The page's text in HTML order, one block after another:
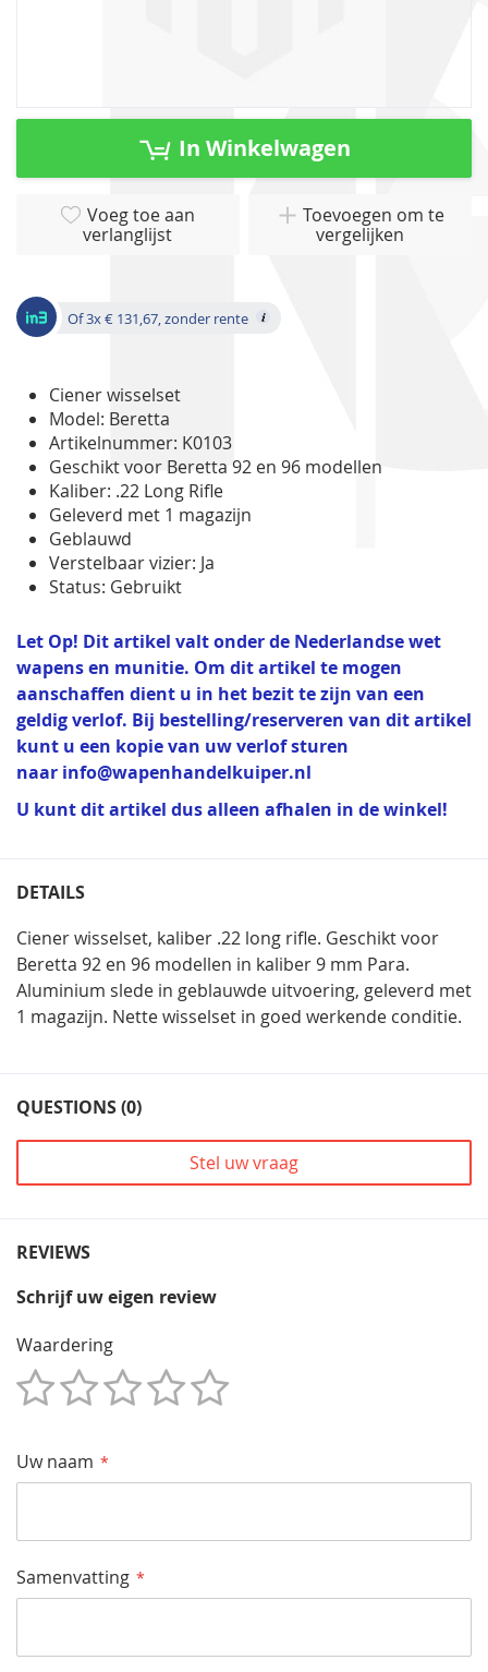
Ga
In Winkelwagen
Voeg toe aan
verlanglijst
Toevoegen om te
vergelijken
Of 3x € 131,67, zonder rente
Ciener wisselset
Model: Beretta
Artikelnummer: K0103
Geschikt voor Beretta 92 en 96 modellen
Kaliber: .22 Long Rifle
Geleverd met 1 magazijn
Geblauwd
Verstelbaar vizier: Ja
Status: Gebruikt
Let Op! Dit artikel valt onder de Nederlandse wet
wapens en munitie. Om dit artikel te mogen
aanschaffen dient u in het bezit te zijn van een
geldig verlof. Bij bestelling/reserveren van dit artikel
kunt u een kopie van uw verlof sturen
naar info@wapenhandelkuiper.nl
U kunt dit artikel dus alleen afhalen in de winkel!
DETAILS
Ciener wisselset, kaliber .22 long rifle. Geschikt voor
Beretta 92 en 96 modellen in kaliber 9 mm Para.
Aluminium slede in geblauwde uitvoering, geleverd met
1 magazijn. Nette wisselset in goed werkende conditie.
QUESTIONS (0)
Stel uw vraag
REVIEWS
Schrijf uw eigen review
Waardering
Uw naam
Samenvatting